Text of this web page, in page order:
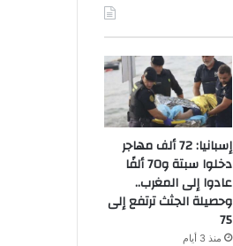
إسبانيا: 72 ألف مهاجر
دخلوا سبتة و70 ألفًا
عادوا إلى المغرب..
وحصيلة الجثث ترتفع إلى
75
منذ 3 أيام